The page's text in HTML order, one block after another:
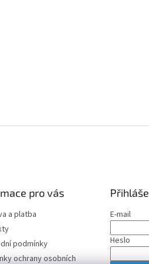
pro vás
a platba
podmínky
ochrany osobních
E-mail
Heslo